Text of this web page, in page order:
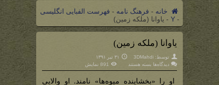
خانه - فرهنگ نامه - فهرست الفبایی انگلیسی
-
Y
- یاوانا (ملکه زمین)
یاوانا (ملکه زمین)
توسط: 3DMahdi
۳۱ تیر ۱۳۹۱
دیدگاه‌ها برای
زمین)
بسته هستند 891 نمایش
او را «بخشاینده میوه‌ها» نامند. او والایی